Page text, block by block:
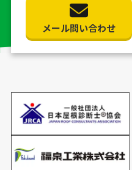
メール問い合わせ